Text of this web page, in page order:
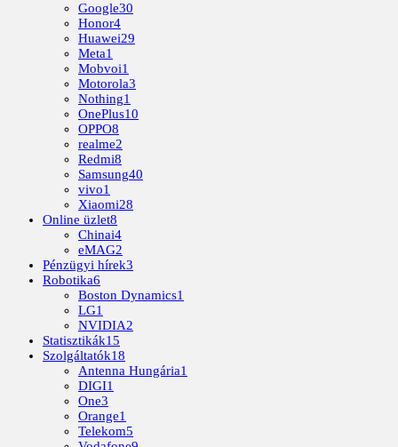
Google30
Honor4
Huawei29
Meta1
Mobvoi1
Motorola3
Nothing1
OnePlus10
OPPO8
realme2
Redmi8
Samsung40
vivo1
Xiaomi28
Online üzlet8
Chinai4
eMAG2
Pénzügyi hírek3
Robotika6
Boston Dynamics1
LG1
NVIDIA2
Statisztikák15
Szolgáltatók18
Antenna Hungária1
DIGI1
One3
Orange1
Telekom5